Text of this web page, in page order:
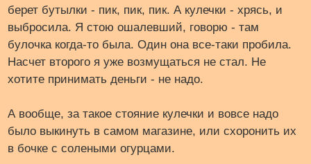
берет бутылки - пик, пик, пик. А кулечки - хрясь, и
выбросила. Я стою ошалевший, говорю - там
булочка когда-то была. Один она все-таки пробила.
Насчет второго я уже возмущаться не стал. Не
хотите принимать деньги - не надо.
А вообще, за такое стояние кулечки и вовсе надо
было выкинуть в самом магазине, или схоронить их
в бочке с солеными огурцами.